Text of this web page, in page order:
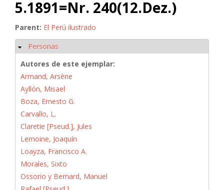
5.1891=Nr. 240(12.Dez.)
Parent: El Perú ilustrado
Ocultar
Personas
Autores de este ejemplar:
Armand, Arsène
Ayllón, Misael
Boza, Ernesto G.
Carvallo, L.
Claretie [Pseud.], Jules
Lemoine, Joaquín
Loayza, Francisco A.
Morales, Sixto
Ossorio y Bernard, Manuel